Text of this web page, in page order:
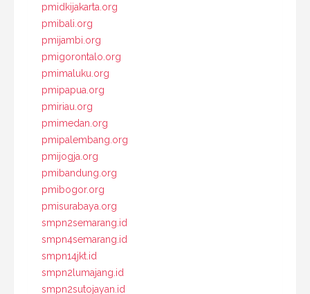
pmidkijakarta.org
pmibali.org
pmijambi.org
pmigorontalo.org
pmimaluku.org
pmipapua.org
pmiriau.org
pmimedan.org
pmipalembang.org
pmijogja.org
pmibandung.org
pmibogor.org
pmisurabaya.org
smpn2semarang.id
smpn4semarang.id
smpn14jkt.id
smpn2lumajang.id
smpn2sutojayan.id